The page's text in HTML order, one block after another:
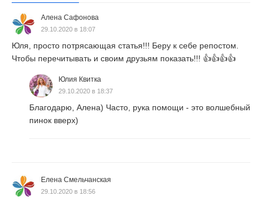
Алена Сафонова
29.10.2020 в 18:07
Юля, просто потрясающая статья!!! Беру к себе репостом.
Чтобы перечитывать и своим друзьям показать!!! 👍👍👍👍
Юлия Квитка
29.10.2020 в 18:37
Благодарю, Алена) Часто, рука помощи - это волшебный
пинок вверх)
Елена Смельчанская
29.10.2020 в 18:56